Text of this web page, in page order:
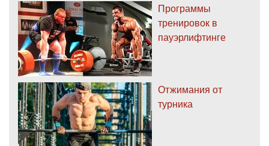
Программы
тренировок в
пауэрлифтинге
Отжимания от
турника